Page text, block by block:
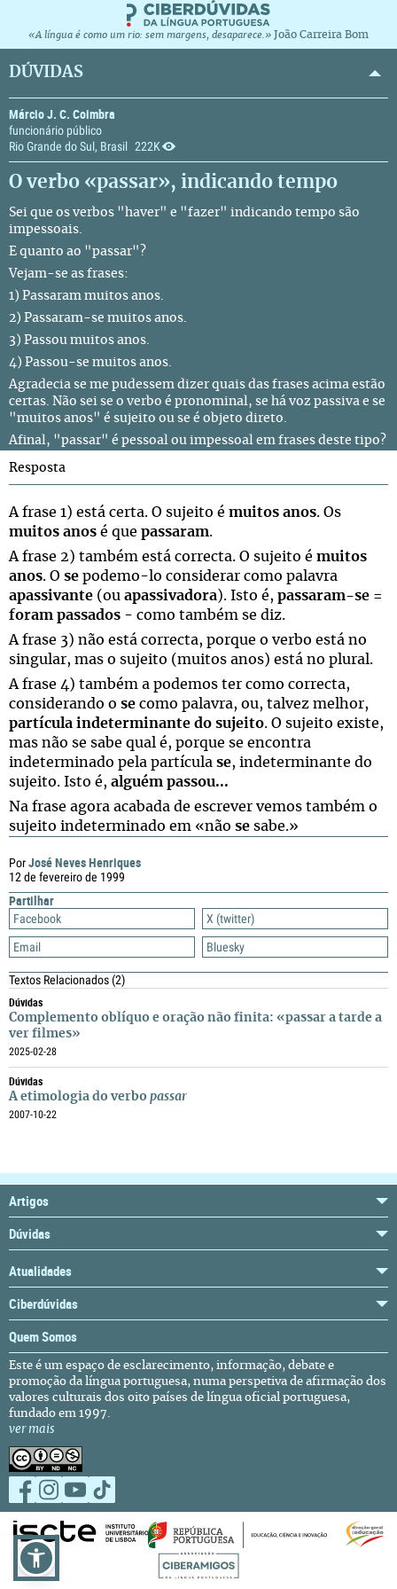
«A língua é como um rio: sem margens, desaparece.» João Carreira Bom
DÚVIDAS
Márcio J. C. Coimbra
funcionário público
Rio Grande do Sul, Brasil 222K
O verbo «passar», indicando tempo
Sei que os verbos "haver" e "fazer" indicando tempo são
impessoais.
E quanto ao "passar"?
Vejam-se as frases:
1) Passaram muitos anos.
2) Passaram-se muitos anos.
3) Passou muitos anos.
4) Passou-se muitos anos.
Agradecia se me pudessem dizer quais das frases acima estão
certas. Não sei se o verbo é pronominal, se há voz passiva e se
"muitos anos" é sujeito ou se é objeto direto.
Afinal, "passar" é pessoal ou impessoal em frases deste tipo?
PorJosé Neves Henriques
12 de fevereiro de 1999
Partilhar
Facebook
X (twitter)
Email
Bluesky
Textos Relacionados(2)
Dúvidas
Complemento oblíquo e oração não finita: «passar a tarde a
ver filmes»
2025-02-28
Dúvidas
A etimologia do verbo passar
2007-10-22
Resposta
A frase 1) está certa. O sujeito é muitos anos. Os
muitos anos é que passaram.
A frase 2) também está correcta. O sujeito é muitos
anos. O se podemo-lo considerar como palavra
apassivante (ou apassivadora). Isto é, passaram-se =
foram passados - como também se diz.
A frase 3) não está correcta, porque o verbo está no
singular, mas o sujeito (muitos anos) está no plural.
A frase 4) também a podemos ter como correcta,
considerando o se como palavra, ou, talvez melhor,
partícula indeterminante do sujeito. O sujeito existe,
mas não se sabe qual é, porque se encontra
indeterminado pela partícula se, indeterminante do
sujeito. Isto é, alguém passou...
Na frase agora acabada de escrever vemos também o
sujeito indeterminado em «não se sabe.»
Artigos
Dúvidas
Atualidades
Ciberdúvidas
Quem Somos
Este é um espaço de esclarecimento, informação, debate e
promoção da língua portuguesa, numa perspetiva de afirmação dos
valores culturais dos oito países de língua oficial portuguesa,
fundado em 1997.
ver mais